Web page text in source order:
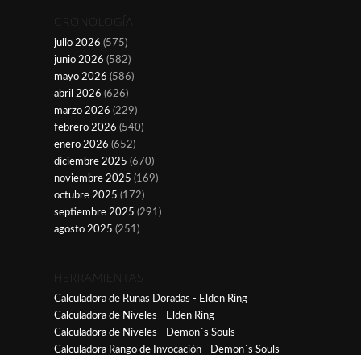
CRONOLOGÍA
julio 2026 (575)
junio 2026 (582)
mayo 2026 (586)
abril 2026 (626)
marzo 2026 (229)
febrero 2026 (540)
enero 2026 (652)
diciembre 2025 (670)
noviembre 2025 (169)
octubre 2025 (172)
septiembre 2025 (291)
agosto 2025 (251)
HERRAMIENTAS
Calculadora de Runas Doradas - Elden Ring
Calculadora de Niveles - Elden Ring
Calculadora de Niveles - Demon´s Souls
Calculadora Rango de Invocación - Demon´s Souls